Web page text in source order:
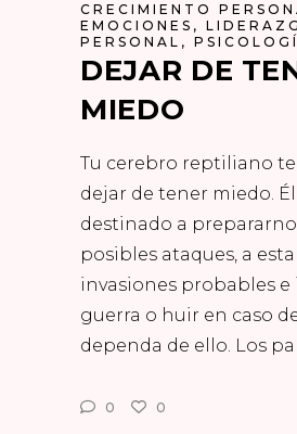
CRECIMIENTO
EMOCIONES ,
PERSONAL ,
DEJAR DE
MIEDO
Tu cerebro reptiliano
dejar de tener miedo. Él
destinado a
posibles ataques, a
invasiones probables e
guerra o huir en caso
dependa de ello. Los
0 0